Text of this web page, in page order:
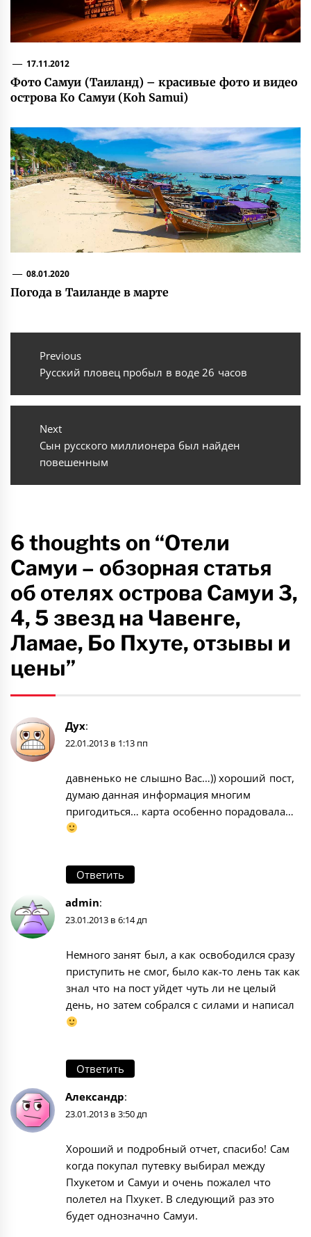
17.11.2012
Фото Самуи (Таиланд) – красивые фото и видео
острова Ко Самуи (Koh Samui)
08.01.2020
Погода в Таиланде в марте
Навигация
записям
Previous
Previous
Русский пловец пробыл в воде 26 часов
Next
Next
post:
Сын русского миллионера был найден
повешенным
6 thoughts on “Отели
Самуи – обзорная статья
об отелях острова Самуи 3,
4, 5 звезд на Чавенге,
Ламае, Бо Пхуте, отзывы и
цены”
Дух:
22.01.2013 в 1:13 пп
давненько не слышно Вас…)) хороший пост,
думаю данная информация многим
пригодиться… карта особенно порадовала…
Ответить
admin:
23.01.2013 в 6:14 дп
Немного занят был, а как освободился сразу
приступить не смог, было как-то лень так как
знал что на пост уйдет чуть ли не целый
день, но затем собрался с силами и написал
Ответить
Александр:
23.01.2013 в 3:50 дп
Хороший и подробный отчет, спасибо! Сам
когда покупал путевку выбирал между
Пхукетом и Самуи и очень пожалел что
полетел на Пхукет. В следующий раз это
будет однозначно Самуи.